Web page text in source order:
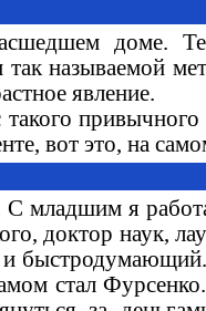
доме.
называемой
явление.
привычного
вот это, на
С младшим я
доктор наук,
стал